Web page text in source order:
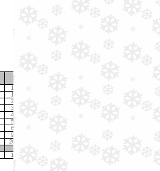
13,86
16,31
23,24
35,78
41,58
53,67
69,29
98,00
207,88
15,63